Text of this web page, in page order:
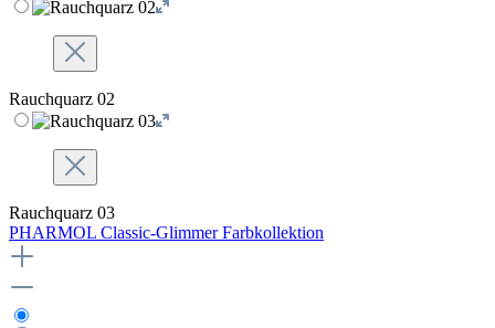
Rauchquarz 02
Rauchquarz 03
PHARMOL Classic-Glimmer Farbkollektion